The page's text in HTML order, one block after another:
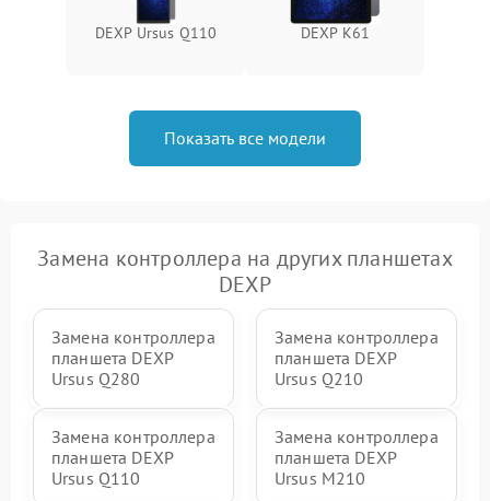
DEXP Ursus Q110 DEXP K61
Показать все модели
Замена контроллера на других планшетах
DEXP
Замена контроллера
планшета DEXP
Ursus Q280
Замена контроллера
планшета DEXP
Ursus Q210
Замена контроллера
планшета DEXP
Ursus Q110
Замена контроллера
планшета DEXP
Ursus M210